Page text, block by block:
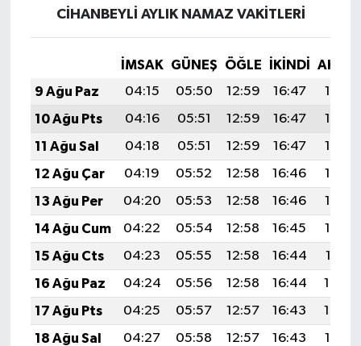
CİHANBEYLİ AYLIK NAMAZ VAKITLERI
İMSAK GÜNEŞ ÖĞLE İKINDI
9 Ağu Paz
04:15 05:50 12:59 16:47
19:58
10 Ağu Pts
04:16 05:51 12:59 16:47
19:57
11 Ağu Sal
04:18 05:51 12:59 16:47
19:56
12 Ağu Çar
04:19 05:52 12:58 16:46
19:55
13 Ağu Per
04:20 05:53 12:58 16:46
19:53
14 Ağu Cum
04:22 05:54 12:58 16:45
19:52
15 Ağu Cts
04:23 05:55 12:58 16:44
19:51
16 Ağu Paz
04:24 05:56 12:58 16:44
19:49
17 Ağu Pts
04:25 05:57 12:57 16:43
19:48
18 Ağu Sal
04:27 05:58 12:57 16:43
19:47
Resmi İlan
Sağlık
Şaphane
Simav
Siyaset
Spor
Tavşanlı
Teknoloji